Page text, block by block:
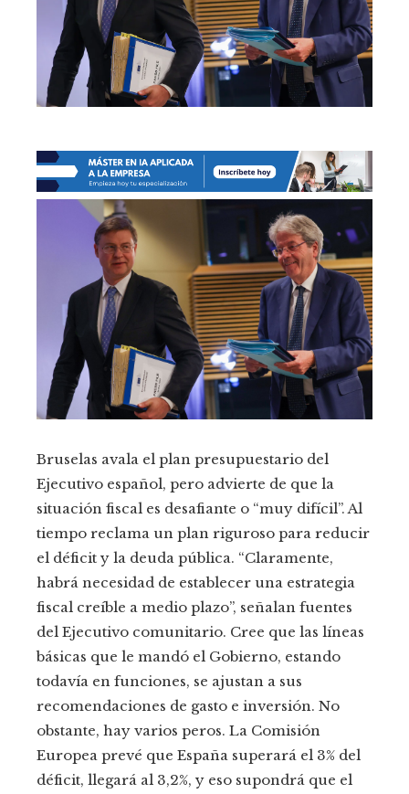
Bruselas avala el plan presupuestario del
Ejecutivo español, pero advierte de que la
situación fiscal es desafiante o “muy difícil”. Al
tiempo reclama un plan riguroso para reducir
el déficit y la deuda pública. “Claramente,
habrá necesidad de establecer una estrategia
fiscal creíble a medio plazo”, señalan fuentes
del Ejecutivo comunitario. Cree que las líneas
básicas que le mandó el Gobierno, estando
todavía en funciones, se ajustan a sus
recomendaciones de gasto e inversión. No
obstante, hay varios peros. La Comisión
Europea prevé que España superará el 3% del
déficit, llegará al 3,2%, y eso supondrá que el